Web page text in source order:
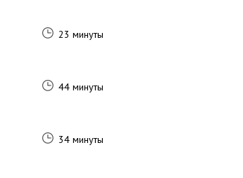
23 минуты
44 минуты
34 минуты